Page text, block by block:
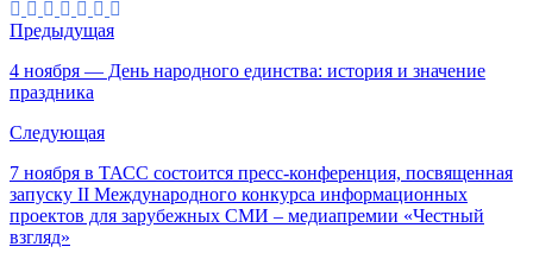
Предыдущая
4 ноября — День народного единства: история и значение
праздника
Следующая
7 ноября в ТАСС состоится пресс-конференция, посвященная
запуску II Международного конкурса информационных
проектов для зарубежных СМИ – медиапремии «Честный
взгляд»